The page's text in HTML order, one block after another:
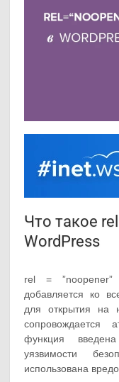
Что такое
WordPress
rel =
добавляется ко
для открытия на
сопровождается
функция
уязвимости
использована